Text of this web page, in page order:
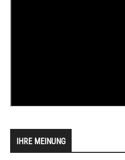
IHRE MEINUNG